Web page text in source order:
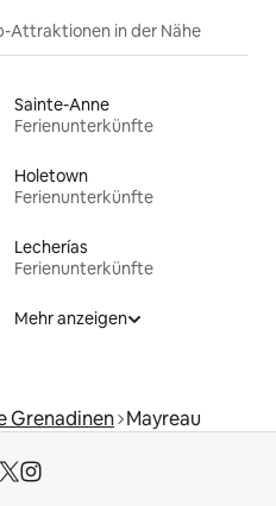
Attraktionen in der Nähe
Sainte-Anne
Ferienunterkünfte
Holetown
Ferienunterkünfte
Lecherías
Ferienunterkünfte
Mehr anzeigen
Grenadinen Mayreau